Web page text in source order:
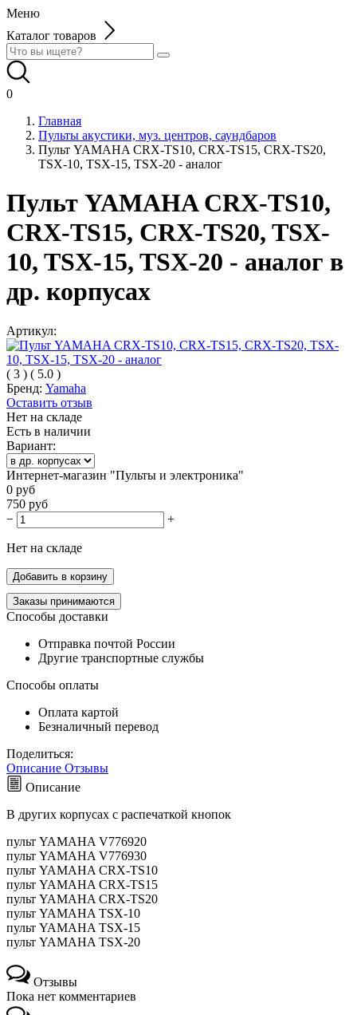
Меню
Каталог товаров
0
Главная
Пульты акустики, муз. центров, саундбаров
Пульт YAMAHA CRX-TS10, CRX-TS15, CRX-TS20,
TSX-10, TSX-15, TSX-20 - аналог
Пульт YAMAHA CRX-TS10,
CRX-TS15, CRX-TS20, TSX-
10, TSX-15, TSX-20 - аналог в
др. корпусах
Артикул:
( 3 ) ( 5.0 )
Бренд: Yamaha
Оставить отзыв
Нет на складе
Есть в наличии
Вариант:
Интернет-магазин "Пульты и электроника"
0 руб
750 руб
−
+
Нет на складе
Добавить в корзину
Заказы принимаются
Способы доставки
Отправка почтой России
Другие транспортные службы
Способы оплаты
Оплата картой
Безналичный перевод
Поделиться:
Описание Отзывы
Описание
В других корпусах с распечаткой кнопок
пульт YAMAHA V776920
пульт YAMAHA V776930
пульт YAMAHA CRX-TS10
пульт YAMAHA CRX-TS15
пульт YAMAHA CRX-TS20
пульт YAMAHA TSX-10
пульт YAMAHA TSX-15
пульт YAMAHA TSX-20
Отзывы
Пока нет комментариев